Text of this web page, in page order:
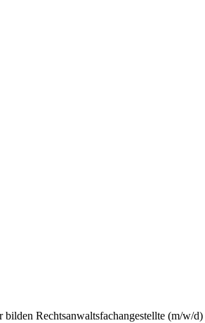
bilden Rechtsanwaltsfachangestellte (m/w/d)